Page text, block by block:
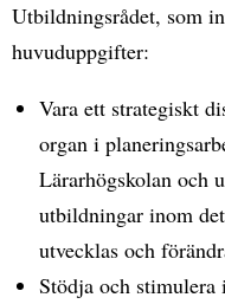
Utbildningsrådet, som
huvuduppgifter:
Vara ett strategiskt
organ i
Lärarhögskolan och
utbildningar inom
utvecklas och
Stödja och stimulera